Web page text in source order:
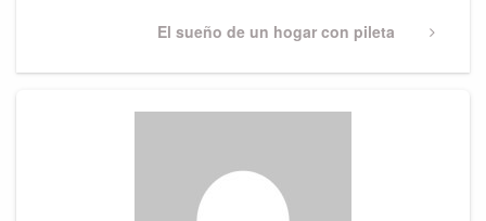
Next
El sueño de un hogar con pileta